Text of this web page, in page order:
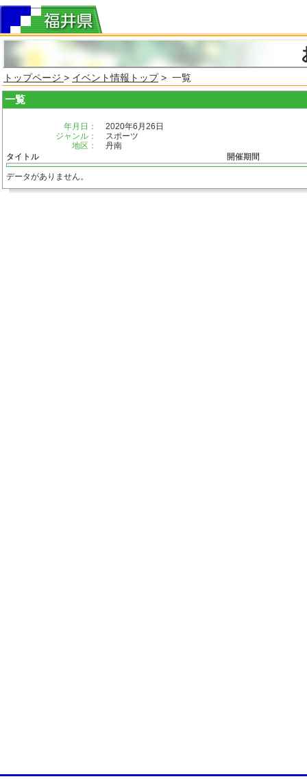
トップページ > イベント情報トップ> 一覧
一覧
年月日：
2020年6月26日
ジャンル：
スポーツ
地区：
丹南
タイトル
開催期間
データがありません。